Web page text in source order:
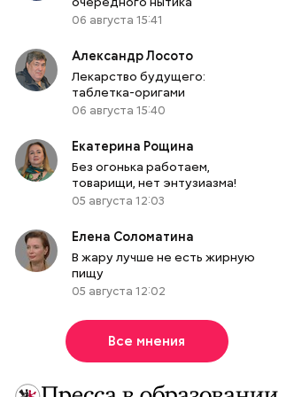
06 августа 15:41
Александр Лосото
Лекарство будущего:
таблетка-оригами
06 августа 15:40
Екатерина Рощина
Без огонька работаем,
товарищи, нет энтузиазма!
05 августа 12:03
Елена Соломатина
В жару лучше не есть жирную
пищу
05 августа 12:02
Все мнения